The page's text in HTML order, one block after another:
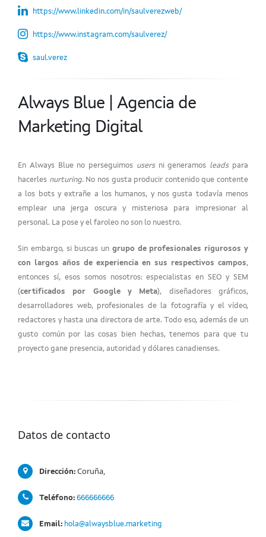
https://www.linkedin.com/in/saulverezweb/
https://www.instagram.com/saulverez/
saul.verez
Always Blue | Agencia de
Marketing Digital
En Always Blue no perseguimos usersni generamos leadspara
hacerles nurturing. No nos gusta producir contenido que contente
a los bots y extrañe a los humanos, y nos gusta todavía menos
emplear una jerga oscura y misteriosa para impresionar al
personal. La pose y el faroleo no son lo nuestro.
Sin embargo, si buscas un grupo de profesionales rigurosos y
con largos años de experiencia en sus respectivos campos,
entonces sí, esos somos nosotros: especialistas en SEO y SEM
(certificados por Google y Meta), diseñadores gráficos,
desarrolladores web, profesionales de la fotografía y el vídeo,
redactores y hasta una directora de arte. Todo eso, además de un
gusto común por las cosas bien hechas, tenemos para que tu
proyecto gane presencia, autoridad y dólares canadienses.
Datos de contacto
Dirección: Coruña,
Teléfono: 666666666
Email: hola@alwaysblue.marketing